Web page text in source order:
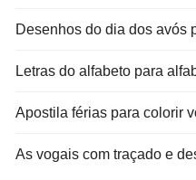
Desenhos do dia dos avós
Letras do alfabeto para
Apostila férias para colorir
As vogais com traçado e